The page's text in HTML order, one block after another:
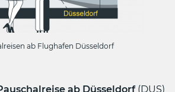
ab Flughafen Düsseldorf
ab Düsseldorf(DUS)